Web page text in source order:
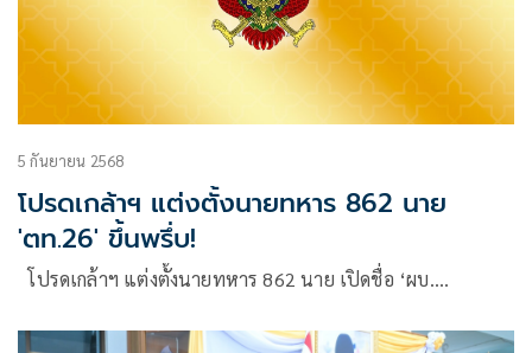
5 กันยายน 2568
โปรดเกล้าฯ แต่งตั้งนายทหาร 862 นาย
'ตท.26' ขึ้นพรึ่บ!
โปรดเกล้าฯ แต่งตั้งนายทหาร 862 นาย เปิดชื่อ ‘ผบ.…